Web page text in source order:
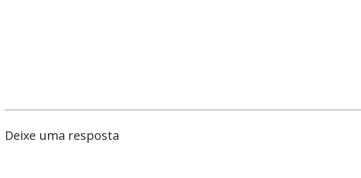
Deixe uma resposta